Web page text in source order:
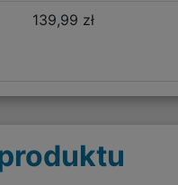
139,99 zł